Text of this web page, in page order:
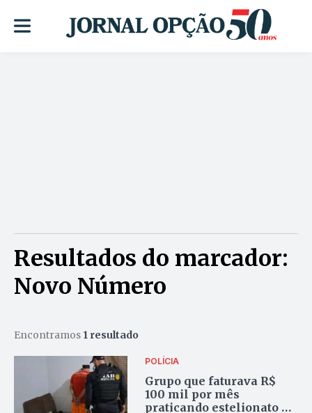
Resultados do marcador:
Novo Número
Encontramos 1 resultado
POLÍCIA
Grupo que faturava R$
100 mil por mês
praticando estelionato no